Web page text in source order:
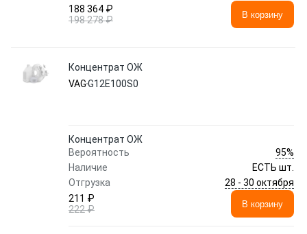
188 364 ₽
198 278 ₽
В корзину
Концентрат ОЖ
VAGG12E100S0
Концентрат ОЖ
Вероятность
95%
Наличие
ЕСТЬ шт.
Отгрузка
28 - 30 октября
211 ₽
222 ₽
В корзину